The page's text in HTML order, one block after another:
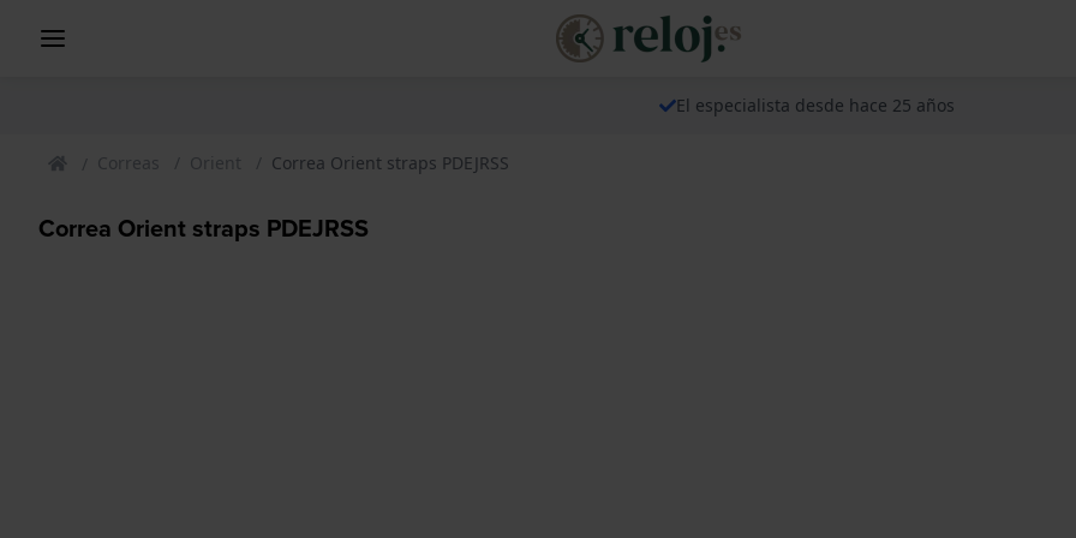
El especialista desde hace 25 años
Correas Orient Correa Orient straps PDEJRSS
Correa Orient straps PDEJRSS